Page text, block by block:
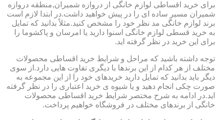
برای خرید اقساطی لوازم خانگی از دروازه شمیران,منطقه دروازه
شمیران مسیر ساده ای را در پیش خواهید داشت.در ابتدا لازم است
برند لوازم خانگی مد نظر خود را مشخص کنید.مثلاً بدانید که تمایل
به خرید قسطی لوازم خانگی اسنوا دارید یا امرسان و پاکشوما را
برای این خرید در نظر گرفته اید.
توجه داشته باشید که مراحل و شرایط خرید اقساطی محصولات
مختلف از هر کدام از این برندها با دیگری تفاوت هایی دارد.از سوی
دیگر باید بدانید که تمایل دارید خریدهای خود را از این مجموعه به
صورت چکی انجام دهید و یا شیوه ی خرید اعتباری را در نظر گرفته
اید.در ادامه به شرح مختصر شرایط خرید اقساطی محصولات
خانگی از برندهای مختلف در فروشگاه خواهیم پرداخت.